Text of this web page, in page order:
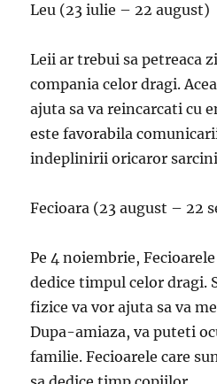
Leu (23 iulie – 22 august)
Leii ar trebui sa petreaca
compania celor dragi.
ajuta sa va reincarcati cu
este favorabila
indeplinirii oricaror
Fecioara (23 august – 22
Pe 4 noiembrie,
dedice timpul celor dragi.
fizice va vor ajuta sa va
Dupa-amiaza, va puteti
familie. Fecioarele care